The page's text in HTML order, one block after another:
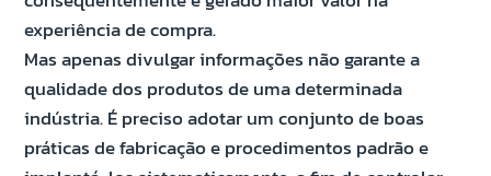
experiência de compra.
Mas apenas divulgar informações não garante a
qualidade dos produtos de uma determinada
indústria. É preciso adotar um conjunto de boas
práticas de fabricação e procedimentos padrão e